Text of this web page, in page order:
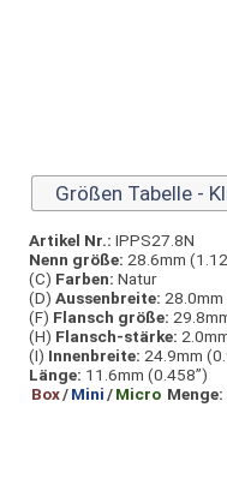
Größen Tabelle -
Artikel Nr.: IPPS27.8N
Nenn größe: 28.6mm
(C) Farben: Natur
(D) Aussen­breite: 28.0mm
(F) Flansch größe:
(H) Flansch-stärke:
(I) Innen­breite: 24.9mm
Länge: 11.6mm (0.458”)
Box/Mini/Micro Menge: